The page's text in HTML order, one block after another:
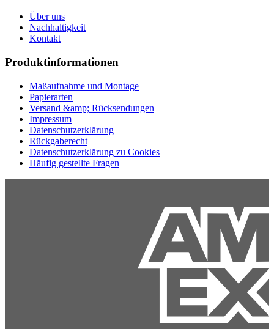
Über uns
Nachhaltigkeit
Kontakt
Produktinformationen
Maßaufnahme und Montage
Papierarten
Versand &amp; Rücksendungen
Impressum
Datenschutzerklärung
Rückgaberecht
Datenschutzerklärung zu Cookies
Häufig gestellte Fragen